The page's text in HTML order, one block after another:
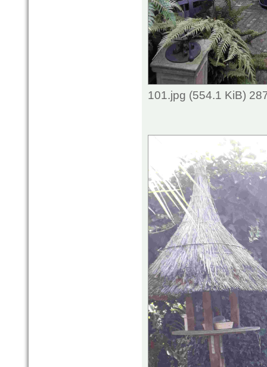
101.jpg (554.1 KiB)